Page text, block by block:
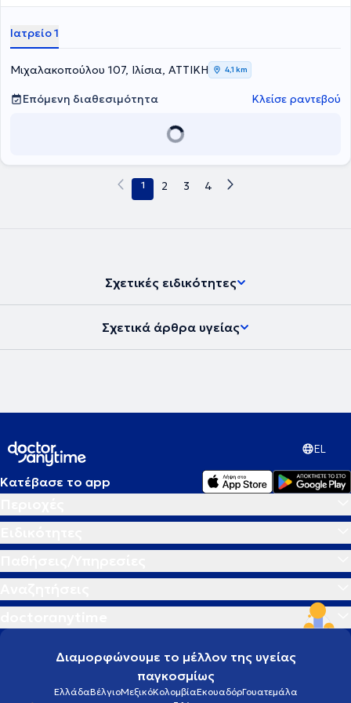
καθώς και στα fillers.
Ιατρείο 1
Μιχαλακοπούλου 107, Ιλίσια, ΑΤΤΙΚΗ 4,1 km
Επόμενη διαθεσιμότητα Κλείσε ραντεβού
1 2 3 4
Σχετικές ειδικότητες
Σχετικά άρθρα υγείας
EL
Κατέβασε το app
Διαμορφώνουμε το μέλλον της υγείας
παγκοσμίως
ΕλλάδαΒέλγιοΜεξικόΚολομβίαΕκουαδόρΓουατεμάλα